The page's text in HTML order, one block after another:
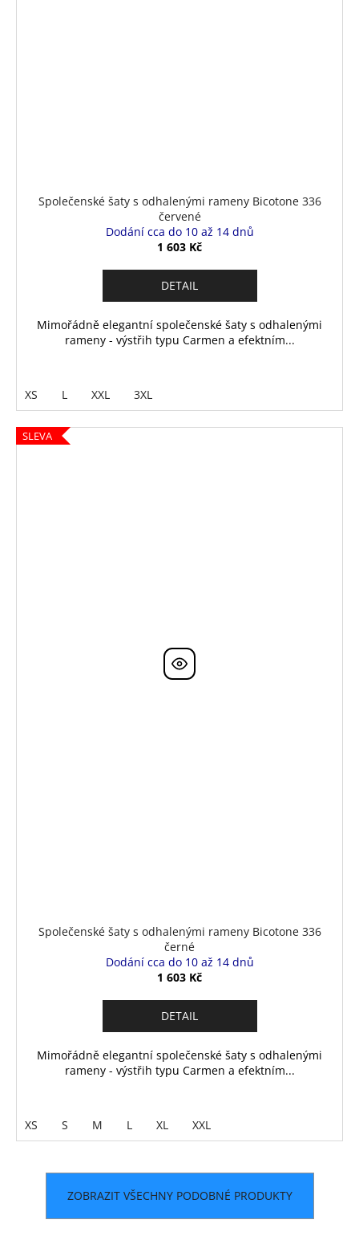
Společenské šaty s odhalenými rameny Bicotone 336
červené
Dodání cca do 10 až 14 dnů
1 603 Kč
DETAIL
Mimořádně elegantní společenské šaty s odhalenými
rameny - výstřih typu Carmen a efektním...
XS L XXL 3XL
SLEVA
Společenské šaty s odhalenými rameny Bicotone 336
černé
Dodání cca do 10 až 14 dnů
1 603 Kč
DETAIL
Mimořádně elegantní společenské šaty s odhalenými
rameny - výstřih typu Carmen a efektním...
XS S M L XL XXL
ZOBRAZIT VŠECHNY PODOBNÉ PRODUKTY